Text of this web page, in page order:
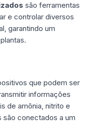
são ferramentas
e controlar diversos
garantindo um
que podem ser
informações
de amônia, nitrito e
são conectados a um